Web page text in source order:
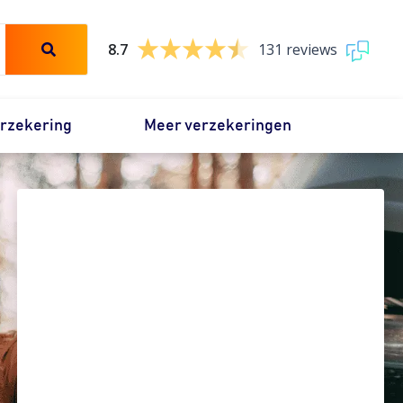
8.7 131 reviews
Meer verzekeringen